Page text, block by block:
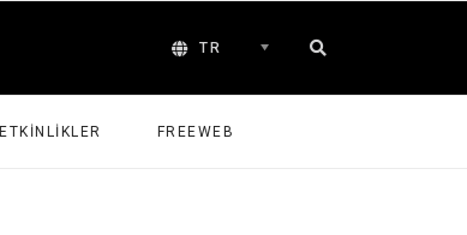
TR
ETKINLIKLER FREEWEB